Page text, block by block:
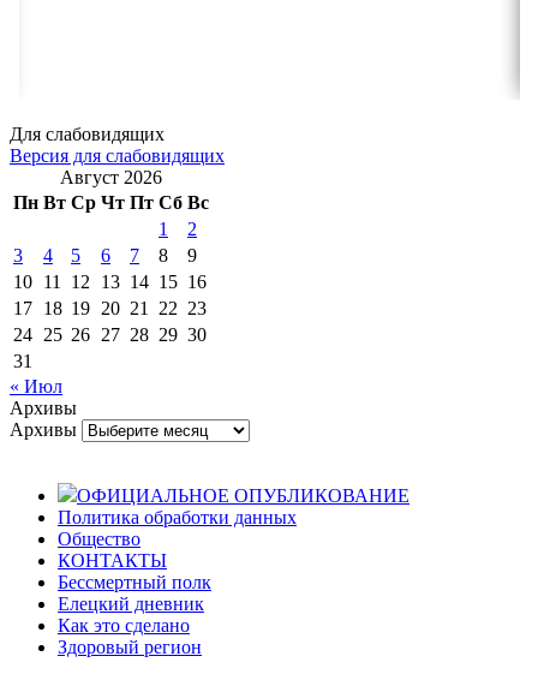
Для слабовидящих
Версия для слабовидящих
Август 2026
Пн Вт Ср Чт Пт Сб Вс
1
2
3
4 5 6 7 8
9
10 11 12 13 14 15 16
17 18 19 20 21 22 23
24 25 26 27 28 29 30
31
« Июл
Архивы
Архивы
ОФИЦИАЛЬНОЕ ОПУБЛИКОВАНИЕ
Политика обработки данных
Общество
КОНТАКТЫ
Бессмертный полк
Елецкий дневник
Как это сделано
Здоровый регион